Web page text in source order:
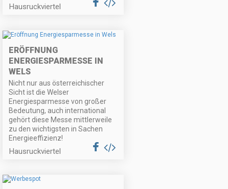
Hausruckviertel
ERÖFFNUNG
ENERGIESPARMESSE IN
WELS
Nicht nur aus österreichischer
Sicht ist die Welser
Energiesparmesse von großer
Bedeutung, auch international
gehört diese Messe mittlerweile
zu den wichtigsten in Sachen
Energieeffizienz!
Hausruckviertel